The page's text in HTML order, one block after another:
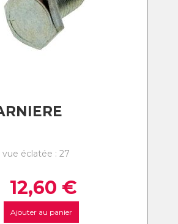
vue éclatée : 27
12,60 €
Ajouter au panier